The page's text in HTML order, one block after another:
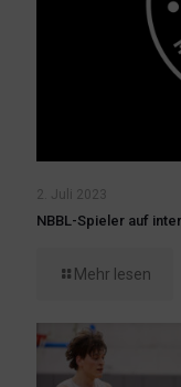
2. Juli 2023
NBBL-Spieler auf
Mehr lesen